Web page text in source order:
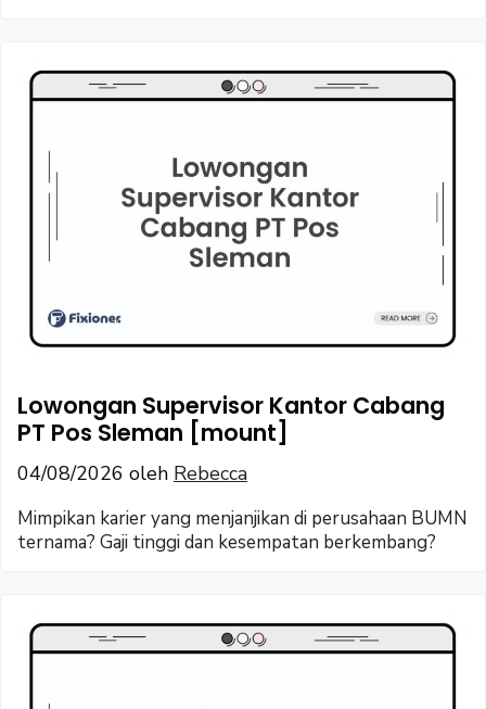
Lowongan Supervisor Kantor Cabang
PT Pos Sleman [mount]
04/08/2026 oleh Rebecca
Mimpikan karier yang menjanjikan di perusahaan BUMN
ternama? Gaji tinggi dan kesempatan berkembang?